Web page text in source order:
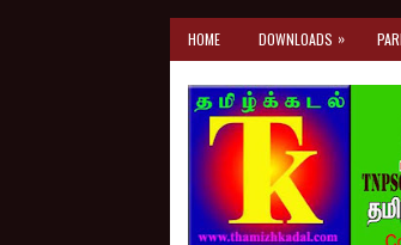
HOME DOWNLOADS »